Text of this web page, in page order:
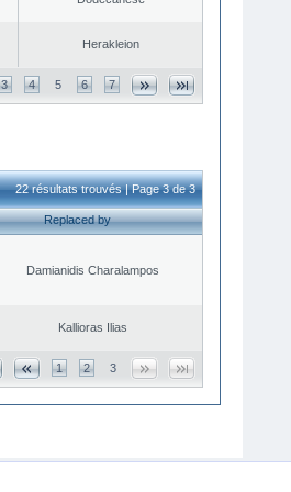
Herakleion
3 4 5 6 7
22 résultats trouvés | Page 3 de 3
Replaced by
Damianidis Charalampos
Kallioras Ilias
1 2 3